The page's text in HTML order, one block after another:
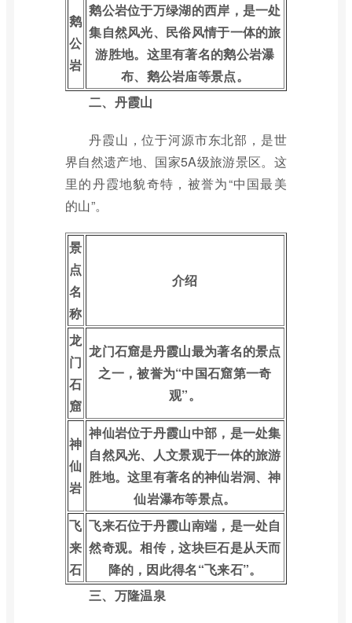
鹅
公
岩
鹅公岩位于万绿湖的西岸，是一处
集自然风光、民俗风情于一体的旅
游胜地。这里有著名的鹅公岩瀑
布、鹅公岩庙等景点。
二、丹霞山
丹霞山，位于河源市东北部，是世
界自然遗产地、国家5A级旅游景区。这
里的丹霞地貌奇特，被誉为“中国最美
的山”。
景
点
名
称
介绍
龙
门
石
窟
龙门石窟是丹霞山最为著名的景点
之一，被誉为“中国石窟第一奇
观”。
神
仙
岩
神仙岩位于丹霞山中部，是一处集
自然风光、人文景观于一体的旅游
胜地。这里有著名的神仙岩洞、神
仙岩瀑布等景点。
飞
来
石
飞来石位于丹霞山南端，是一处自
然奇观。相传，这块巨石是从天而
降的，因此得名“飞来石”。
三、万隆温泉